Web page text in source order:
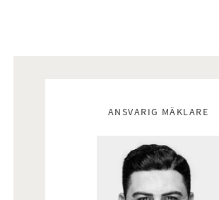
ANSVARIG MÄKLARE